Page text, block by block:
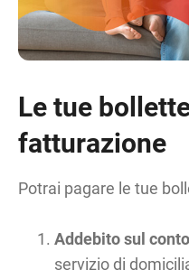
Le tue
fatturazione
Potrai pagare le tue
Addebito sul
servizio di